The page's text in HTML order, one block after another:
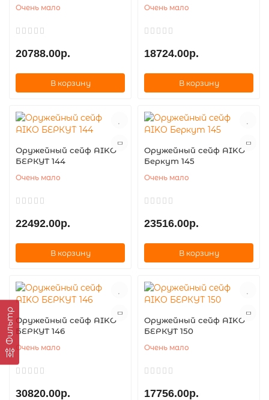
Фильтр
Очень мало
20788.00р.
В корзину
Очень мало
18724.00р.
В корзину
Оружейный сейф AIKO
БЕРКУТ 144
Очень мало
22492.00р.
В корзину
Оружейный сейф AIKO
Беркут 145
Очень мало
23516.00р.
В корзину
Оружейный сейф AIKO
БЕРКУТ 146
Очень мало
30820.00р.
Оружейный сейф AIKO
БЕРКУТ 150
Очень мало
17756.00р.